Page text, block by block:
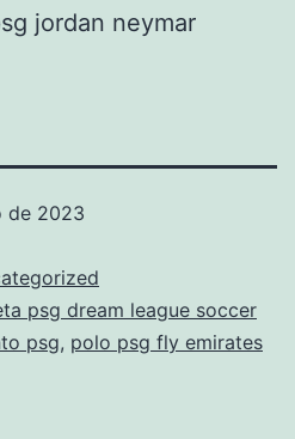
de 2023
psg dream league soccer
psg, polo psg fly emirates